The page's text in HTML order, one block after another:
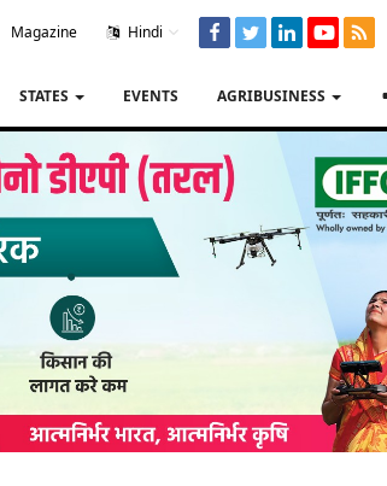
Magazine Hindi
STATES EVENTS AGRIBUSINESS